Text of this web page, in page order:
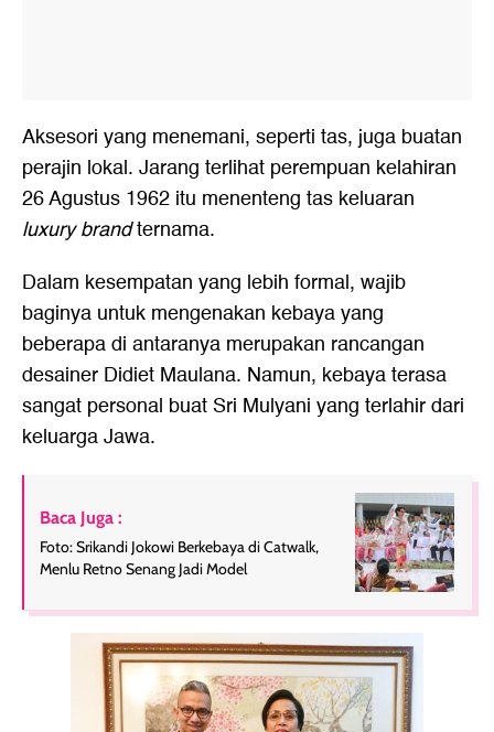
Aksesori yang menemani, seperti tas, juga buatan
perajin lokal. Jarang terlihat perempuan kelahiran
26 Agustus 1962 itu menenteng tas keluaran
luxury brandternama.
Dalam kesempatan yang lebih formal, wajib
baginya untuk mengenakan kebaya yang
beberapa di antaranya merupakan rancangan
desainer Didiet Maulana. Namun, kebaya terasa
sangat personal buat Sri Mulyani yang terlahir dari
keluarga Jawa.
Baca Juga :
Foto: Srikandi Jokowi Berkebaya di Catwalk,
Menlu Retno Senang Jadi Model